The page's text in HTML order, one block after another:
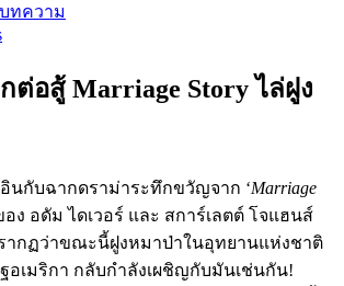
บทความ
ต่อสู้ Marriage Story ไล่ฝูง
นกับฉากดราม่าระทึกขวัญจาก ‘Marriage
ง อดัม ไดเวอร์ และ สการ์เลตต์ โจแฮนส์
ากฏว่าขณะนี้ฝูงหมาป่าในอุทยานแห่งชาติ
อเมริกา กลับกำลังเผชิญกับมันเช่นกัน!